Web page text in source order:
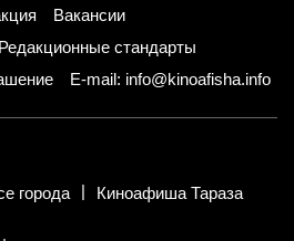
Вакансии
Редакционные стандарты
E-mail: info@kinoafisha.info
города Киноафиша Тараза